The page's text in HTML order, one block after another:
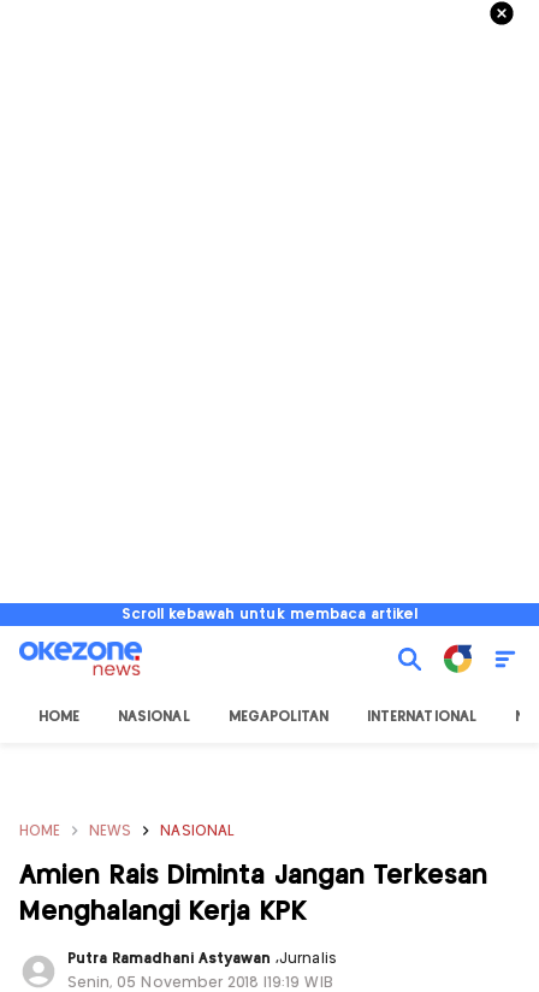
Scroll kebawah untuk membaca artikel
HOME NASIONAL MEGAPOLITAN INTERNATIONAL
HOME NEWS NASIONAL
Amien Rais Diminta Jangan Terkesan
Menghalangi Kerja KPK
Putra Ramadhani Astyawan,Jurnalis
Senin, 05 November 2018 |19:19 WIB